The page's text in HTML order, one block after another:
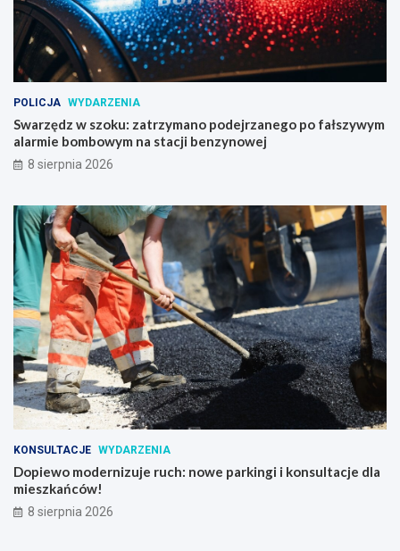
POLICJA WYDARZENIA
Swarzędz w szoku: zatrzymano podejrzanego po fałszywym
alarmie bombowym na stacji benzynowej
8 sierpnia 2026
KONSULTACJE WYDARZENIA
Dopiewo modernizuje ruch: nowe parkingi i konsultacje dla
mieszkańców!
8 sierpnia 2026